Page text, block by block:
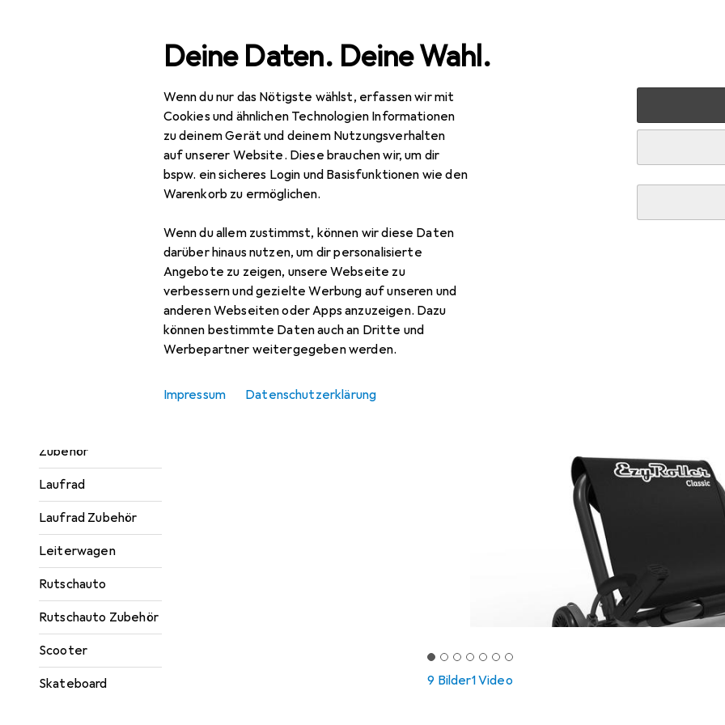
Deine Daten. Deine Wahl.
Wenn du nur das Nötigste wählst, erfassen wir mit
Cookies und ähnlichen Technologien Informationen
zu deinem Gerät und deinem Nutzungsverhalten
auf unserer Website. Diese brauchen wir, um dir
bspw. ein sicheres Login und Basisfunktionen wie den
Warenkorb zu ermöglichen.
Wenn du allem zustimmst, können wir diese Daten
darüber hinaus nutzen, um dir personalisierte
Angebote zu zeigen, unsere Webseite zu
verbessern und gezielte Werbung auf unseren und
anderen Webseiten oder Apps anzuzeigen. Dazu
können bestimmte Daten auch an Dritte und
Werbepartner weitergegeben werden.
Impressum Datenschutzerklärung
Navigation nach Kategorien
Zubehör
Laufrad
Laufrad Zubehör
Leiterwagen
Rutschauto
Rutschauto Zubehör
Scooter
Skateboard
Gesamtsortiment Spielzeug Outdoor Spiele
9 Bilder1 Video